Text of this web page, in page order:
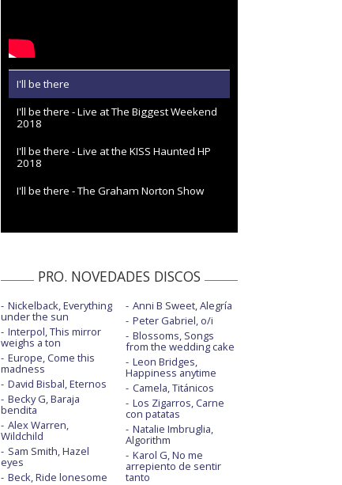
I'll be there
I'll be there - Live at The Biggest Weekend
2018
I'll be there - Live at the KISS Haunted HP
2018
I'll be there - The Graham Norton Show
PRO. NOVEDADES DISCOS
Nickelback, Everything
under the sun
Interpol, This mirror
weighs a ton
Europe, Come this
madness
David Bisbal, Eternos
Becky G, Baraja
bendita
Alex Warren,
Wildchild
Sam Smith, Hazel
eyes
Beck, Ride lonesome
Anni B Sweet, Alegría
Peter Gabriel, o/i
Blossoms, Songs
from the wedding cake
Leon Bridges,
Happiness anytime
Camela, Titánicos
Los Zigarros, Carne
con patatas
Natalie Imbruglia,
Algorithm
Karol G, No me
arrepiento de sentir
tanto